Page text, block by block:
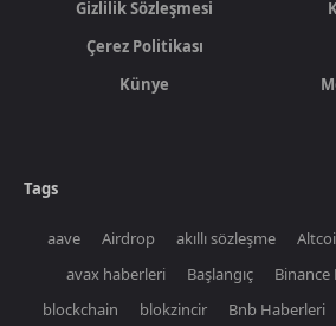
Gizlilik Sözleşmesi
Çerez Politikası
Künye
Tags
aave Airdrop akıllı sözleşme
avax haberleri
Başlangıç Binance
blockchain
blokzincir Bnb Haberleri